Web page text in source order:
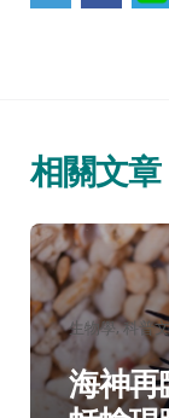
相關文章
分
類：
生物學 科普
海神再